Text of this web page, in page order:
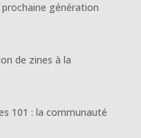
génération
de zines à la
101 : la communauté